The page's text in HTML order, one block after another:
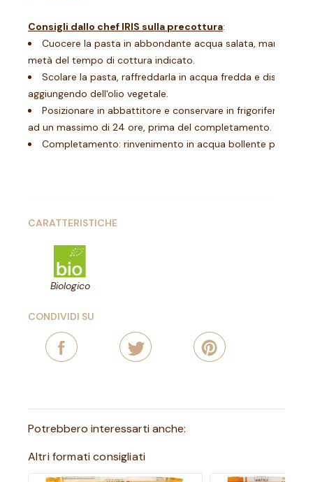
Consigli dallo chef IRIS sulla precottura:
Cuocere la pasta in abbondante acqua salata,
metà del tempo di cottura indicato.
Scolare la pasta, raffreddarla in acqua fredda e
aggiungendo dell'olio vegetale.
Posizionare in abbattitore e conservare in frigorifero da 0-
ad un massimo di 24 ore, prima del completamento.
Completamento: rinvenimento in acqua bollente per 40-
CARATTERISTICHE
Biologico
CONDIVIDI SU
Potrebbero interessarti anche:
Altri formati consigliati